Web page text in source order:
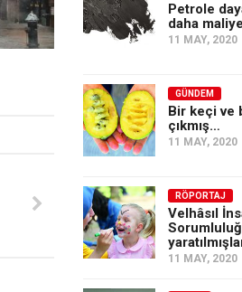
Petrole
daha
11 MAY, 2020
GÜNDEM
Bir keçi ve
çıkmış…
11 MAY, 2020
RÖPORTAJ
Velhâsıl
11 MAY, 2020